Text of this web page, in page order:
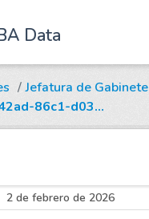
Data
Jefatura de
86c1-d03...